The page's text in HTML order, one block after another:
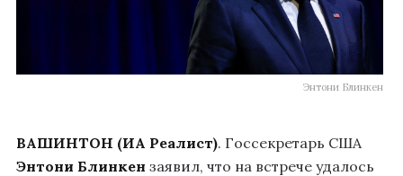
Энтони Блинкен
ВАШИНТОН (ИА Реалист). Госсекретарь США
Энтони Блинкен заявил, что на встрече удалось